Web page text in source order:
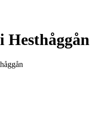
Hesthåggån